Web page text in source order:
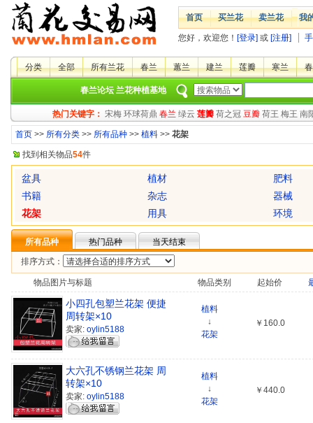
首页 买兰花 卖兰花 我
您好，欢迎您！ [登录] 或 [注册]
分类 全部 所有兰花 春兰 蕙兰 建兰 莲瓣 寒兰
春兰论坛 兰花种植基地
热门关键字： 宋梅 环球荷鼎 春兰 绿云 莲瓣 荷之冠 豆瓣 荷王 梅王 南
首页 >> 所有分类 >> 所有品种 >> 植料 >> 花架
找到相关物品54件
盆具 植材
肥料
书籍
杂志
器械
花架
用具 环境
所有品种 热门品种
当天结束
排序方式：
物品图片与标题 物品类别 起始价
小四孔包塑兰花架 便捷
周转架×10
卖家: oylin5188
植料
↓
花架
￥160.0
大六孔不锈钢兰花架 周
转架×10
卖家: oylin5188
植料
↓
花架
￥440.0